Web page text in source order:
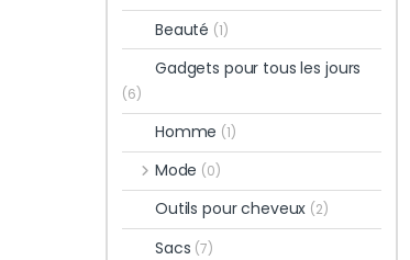
Beauté (1)
Gadgets pour tous les jours
(6)
Homme (1)
Mode (0)
Outils pour cheveux (2)
Sacs (7)